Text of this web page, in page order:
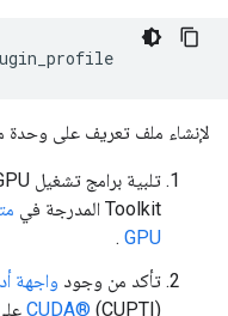
لإنشاء ملف تعريف على وحدة
Toolkit المدرجة في
GPU
.
تأكد من وجود
CUDA® (CUPTI) على المسار: